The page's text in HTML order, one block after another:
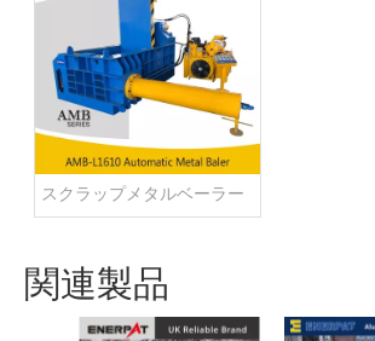
スクラップメタルベーラー
関連製品